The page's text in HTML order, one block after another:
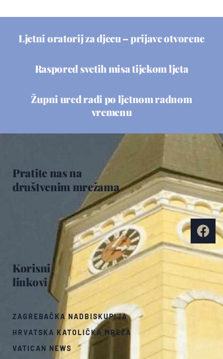
Ljetni oratorij za djecu – prijave otvorene
Raspored svetih misa tijekom ljeta
Župni ured radi po ljetnom radnom
vremenu
Korisni
linkovi
ZAGREBAČKA NADBISKUPIJA
HRVATSKA KATOLIČKA MREŽA
VATICAN NEWS
Pratite nas na
društvenim mrežama